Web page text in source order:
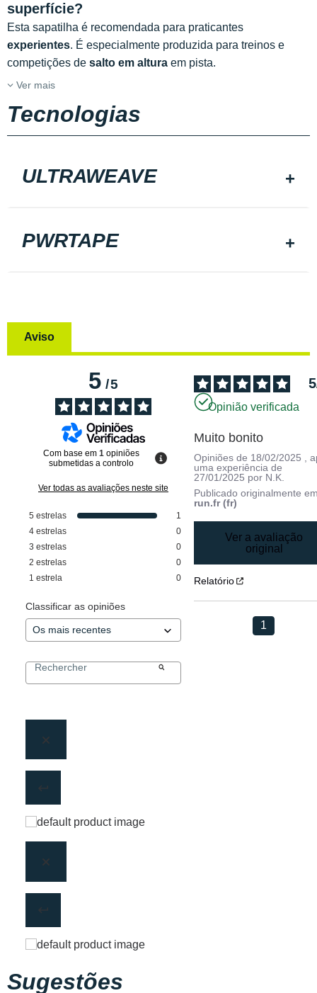
superfície?
Esta sapatilha é recomendada para praticantes
experientes. É especialmente produzida para treinos e
competições de salto em altura em pista.
Ver mais
Tecnologias
ULTRAWEAVE
PWRTAPE
Aviso
5/5
Com base em 1 opiniões
submetidas a controlo
Ver todas as avaliações neste site
5 estrelas
1
4 estrelas
0
3 estrelas
0
2 estrelas
0
1 estrela 0
Classificar as opiniões
5
Opinião verificada
Muito bonito
Opiniões de 18/02/2025
,
uma experiência de
27/01/2025 por N.K.
Publicado originalmente
run.fr (fr)
Ver a avaliação
original
Relatório
1
Sugestões